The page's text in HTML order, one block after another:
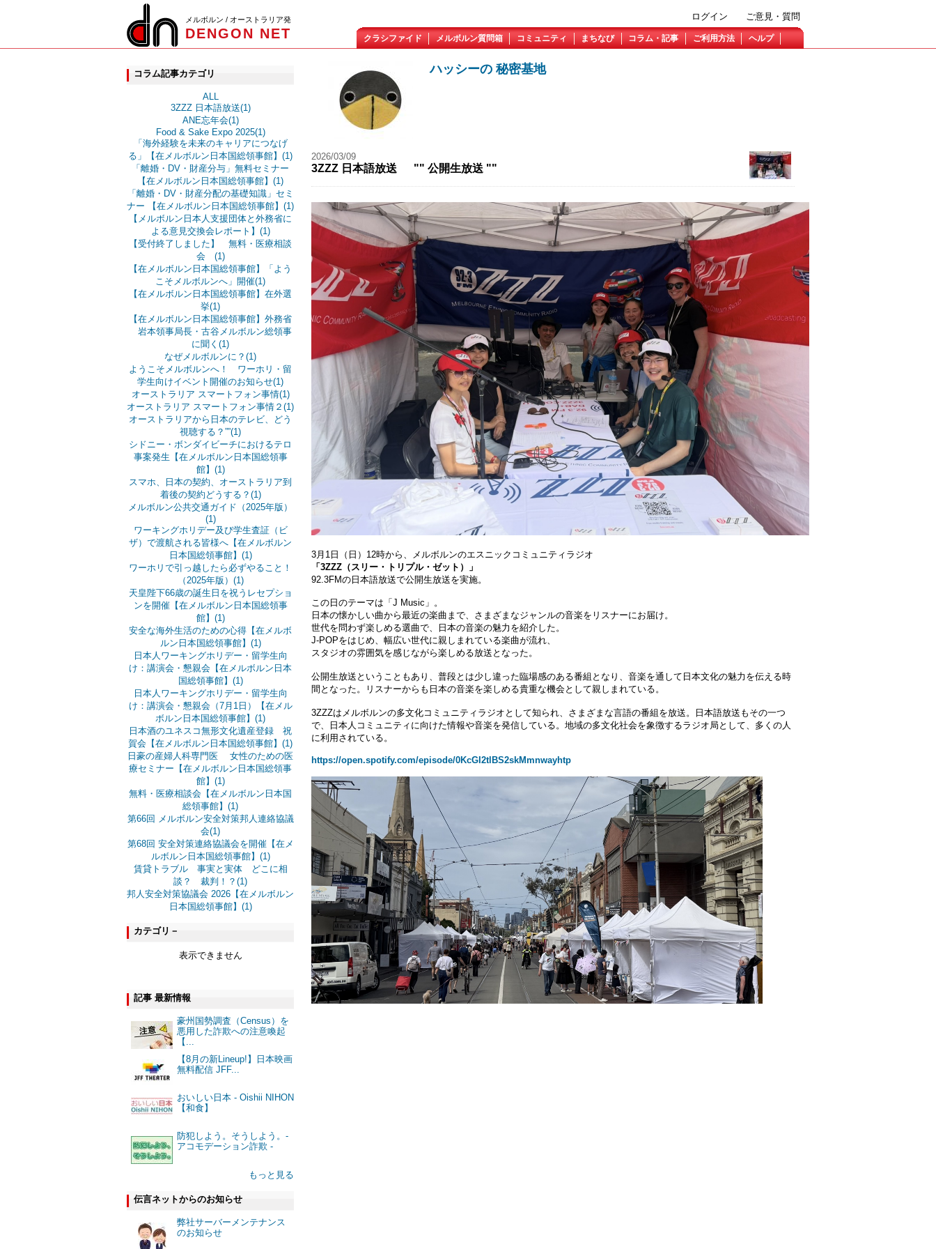
メルボルン / オーストラリア発
DENGON NET
ご意見・質問
ログイン
クラシファイド メルボルン質問箱 コミュニティ まちなび コラム・記事 ご利用方法 ヘルプ
コラム記事カテゴリ
ALL
3ZZZ 日本語放送(1)
ANE忘年会(1)
Food & Sake Expo 2025(1)
「海外経験を未来のキャリアにつなげ
る」【在メルボルン日本国総領事館】(1)
「離婚・DV・財産分与」無料セミナー
【在メルボルン日本国総領事館】(1)
「離婚・DV・財産分配の基礎知識」セミ
ナー 【在メルボルン日本国総領事館】(1)
【メルボルン日本人支援団体と外務省に
よる意見交換会レポート】(1)
【受付終了しました】 無料・医療相談
会 (1)
【在メルボルン日本国総領事館】「よう
こそメルボルンへ」開催(1)
【在メルボルン日本国総領事館】在外選
挙(1)
【在メルボルン日本国総領事館】外務省
岩本領事局長・古谷メルボルン総領事
に聞く(1)
なぜメルボルンに？(1)
ようこそメルボルンへ！ ワーホリ・留
学生向けイベント開催のお知らせ(1)
オーストラリア スマートフォン事情(1)
オーストラリア スマートフォン事情２(1)
オーストラリアから日本のテレビ、どう
視聴する？””(1)
シドニー・ボンダイビーチにおけるテロ
事案発生【在メルボルン日本国総領事
館】(1)
スマホ、日本の契約、オーストラリア到
着後の契約どうする？(1)
メルボルン公共交通ガイド（2025年版）
(1)
ワーキングホリデー及び学生査証（ビ
ザ）で渡航される皆様へ【在メルボルン
日本国総領事館】(1)
ワーホリで引っ越したら必ずやること！
（2025年版）(1)
天皇陛下66歳の誕生日を祝うレセプショ
ンを開催【在メルボルン日本国総領事
館】(1)
安全な海外生活のための心得【在メルボ
ルン日本国総領事館】(1)
日本人ワーキングホリデー・留学生向
け：講演会・懇親会【在メルボルン日本
国総領事館】(1)
日本人ワーキングホリデー・留学生向
け：講演会・懇親会（7月1日）【在メル
ボルン日本国総領事館】(1)
日本酒のユネスコ無形文化遺産登録 祝
賀会【在メルボルン日本国総領事館】(1)
日豪の産婦人科専門医 女性のための医
療セミナー【在メルボルン日本国総領事
館】(1)
無料・医療相談会【在メルボルン日本国
総領事館】(1)
第66回 メルボルン安全対策邦人連絡協議
会(1)
第68回 安全対策連絡協議会を開催【在メ
ルボルン日本国総領事館】(1)
賃貸トラブル 事実と実体 どこに相
談？ 裁判！？(1)
邦人安全対策協議会 2026【在メルボルン
日本国総領事館】(1)
カテゴリ－
表示できません
記事 最新情報
豪州国勢調査（Census）を
悪用した詐欺への注意喚起
【...
【8月の新Lineup!】日本映画
無料配信 JFF...
おいしい日本 - Oishii NIHON
【和食】
防犯しよう。そうしよう。-
アコモデーション詐欺 -
もっと見る
伝言ネットからのお知らせ
弊社サーバーメンテナンス
のお知らせ
ハッシーの 秘密基地
2026/03/09
3ZZZ 日本語放送 "" 公開生放送 ""
3月1日（日）12時から、メルボルンのエスニックコミュニティラジオ
「3ZZZ（スリー・トリプル・ゼット）」
92.3FMの日本語放送で公開生放送を実施。
この日のテーマは「J Music」。
日本の懐かしい曲から最近の楽曲まで、さまざまなジャンルの音楽をリスナーにお届け。
世代を問わず楽しめる選曲で、日本の音楽の魅力を紹介した。
J-POPをはじめ、幅広い世代に親しまれている楽曲が流れ、
スタジオの雰囲気を感じながら楽しめる放送となった。
公開生放送ということもあり、普段とは少し違った臨場感のある番組となり、音楽を通して日本文化の魅力を伝える時
間となった。リスナーからも日本の音楽を楽しめる貴重な機会として親しまれている。
3ZZZはメルボルンの多文化コミュニティラジオとして知られ、さまざまな言語の番組を放送。日本語放送もその一つ
で、日本人コミュニティに向けた情報や音楽を発信している。地域の多文化社会を象徴するラジオ局として、多くの人
に利用されている。
https://open.spotify.com/episode/0KcGI2tlBS2skMmnwayhtp